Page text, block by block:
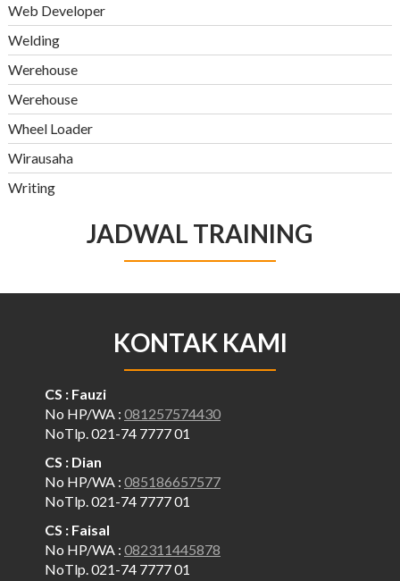
Web Developer
Welding
Werehouse
Werehouse
Wheel Loader
Wirausaha
Writing
JADWAL TRAINING
KONTAK KAMI
CS : Fauzi
No HP/WA : 081257574430
NoTlp. 021-74 7777 01
CS : Dian
No HP/WA : 085186657577
NoTlp. 021-74 7777 01
CS : Faisal
No HP/WA : 082311445878
NoTlp. 021-74 7777 01